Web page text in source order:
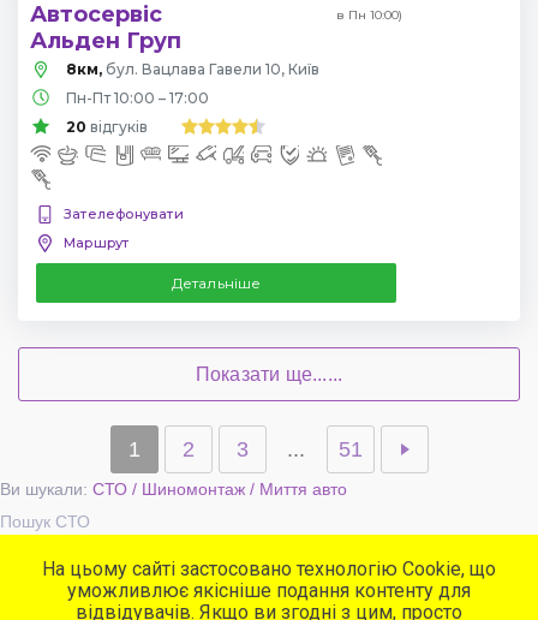
Автосервіс
Альден Груп
в Пн 10:00)
8км, бул. Вацлава Гавели 10, Київ
Пн-Пт 10:00 – 17:00
20 відгуків
Зателефонувати
Маршрут
Детальніше
Показати ще......
1 2 3 ... 51
Ви шукали: СТО / Шиномонтаж / Миття авто
Пошук СТО
Популярні сервіси
СТО
На цьому сайті застосовано технологію Cookie, що
уможливлює якісніше подання контенту для
відвідувачів. Якщо ви згодні з цим, просто